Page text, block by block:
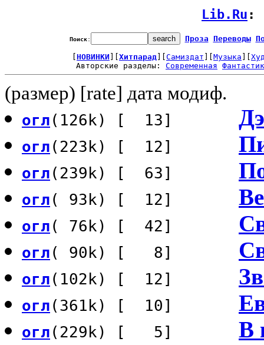
Lib.Ru :
Поиск: Проза Переводы
НОВИНКИ Хитпарад Самиздат Музыка
Авторские разделы: Современная
(размер) [rate] дата модиф.
огл(126k) [ 13]
огл(223k) [ 12]
огл(239k) [ 63]
огл( 93k) [ 12]
огл( 76k) [ 42]
огл( 90k) [ 8]
огл(102k) [ 12]
огл(361k) [ 10]
огл(229k) [ 5] В